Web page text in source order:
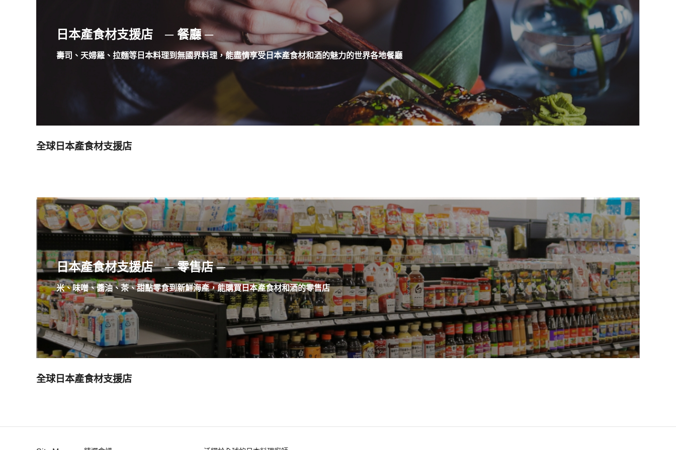
日本產食材支援店 ─ 餐廳 ─
壽司、天婦羅、拉麵等日本料理到無國界料理，能盡情享受日本產食材和酒的魅力的世界各地餐廳
全球日本產食材支援店
日本產食材支援店 ─ 零售店 ─
米、味噌、醬油、茶、甜點零食到新鮮海產，能購買日本產食材和酒的零售店
全球日本產食材支援店